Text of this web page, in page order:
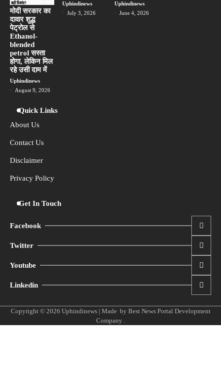
मोदी सरकार का
दावार शुद्ध
पेट्रोल से
Ethanol-
blended
petrol सस्ता
होगा, लेकिन मिल
रहे उसी दाम में
Uphindinews
August 9, 2026
Uphindinews
July 3, 2026
Uphindinews
June 4, 2026
Quick Links
About Us
Contact Us
Disclaimer
Privacy Policy
Get In Touch
Facebook
Twitter
Youtube
Linkedin
Copyright © 2026 Uphindinews| Made by Best News Portal Development
Company.